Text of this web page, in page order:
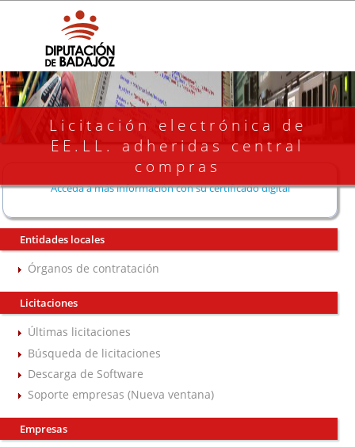
Licitación electrónica de
EE.LL. adheridas central
compras
Acceda a más información con su certificado digital
Entidades locales
Órganos de contratación
Licitaciones
Últimas licitaciones
Búsqueda de licitaciones
Descarga de Software
Soporte empresas (Nueva ventana)
Empresas